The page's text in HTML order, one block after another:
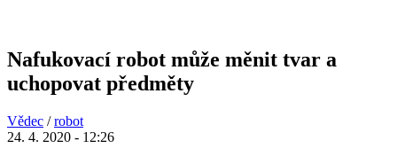
Nafukovací robot může měnit tvar a
uchopovat předměty
Vědec /robot
24. 4. 2020 - 12:26